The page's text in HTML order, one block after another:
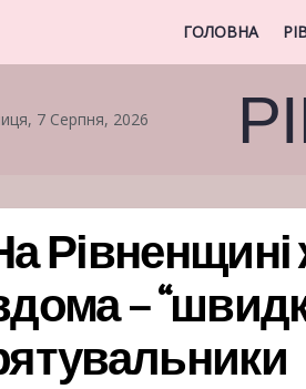
ГОЛОВНА
7 Серпня, 2026
–